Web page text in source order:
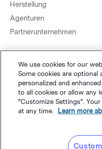
Herstellung
Agenturen
Partnerunternehmen
Datenschutz
We use cookies for our
Some cookies are optional
personalized and
to all cookies or allow any
"Customize Settings".
at any time.
Learn more